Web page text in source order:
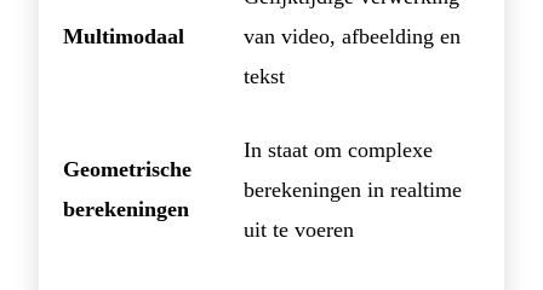
Multimodaal
van video, afbeelding en
tekst
Geometrische
berekeningen
In staat om complexe
berekeningen in realtime
uit te voeren